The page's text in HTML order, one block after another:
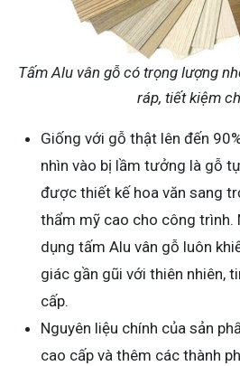
Tấm Alu vân gỗ có trọng lượng
ráp, tiết kiệm
Giống với gỗ thật lên đến
nhìn vào bị lầm tưởng là gỗ
được thiết kế hoa văn sang
thẩm mỹ cao cho công trình.
dụng tấm Alu vân gỗ luôn
giác gần gũi với thiên nhiên,
cấp.
Nguyên liệu chính của sản
cao cấp và thêm các thành